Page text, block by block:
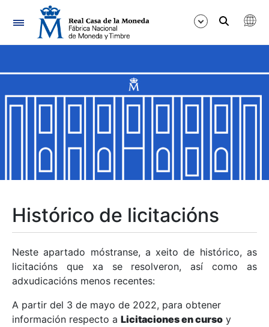
Navegación
Mostrar/Ocultar
Mostrar/Ocultar
Mostrar/Ocultar
Mostrar/Ocultar
Mostrar/Ocultar
Histórico de licitacións
Neste apartado móstranse, a xeito de histórico, as
licitacións que xa se resolveron, así como as
adxudicacións menos recentes:
A partir del 3 de mayo de 2022, para obtener
información respecto a Licitaciones en curso y